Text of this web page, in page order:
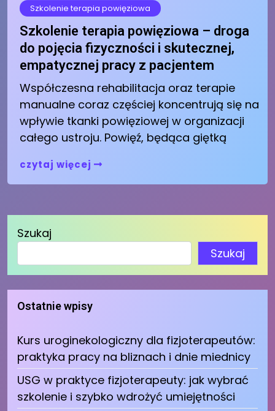
Szkolenie terapia powięziowa
Szkolenie terapia powięziowa – droga
do pojęcia fizyczności i skutecznej,
empatycznej pracy z pacjentem
Współczesna rehabilitacja oraz terapie
manualne coraz częściej koncentrują się na
wpływie tkanki powięziowej w organizacji
całego ustroju. Powięź, będąca giętką
czytaj więcej
Szukaj
Szukaj
Ostatnie wpisy
Kurs uroginekologiczny dla fizjoterapeutów:
praktyka pracy na bliznach i dnie miednicy
USG w praktyce fizjoterapeuty: jak wybrać
szkolenie i szybko wdrożyć umiejętności